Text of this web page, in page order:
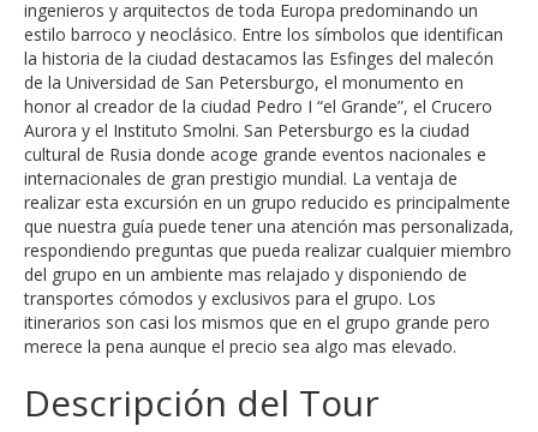
ingenieros y arquitectos de toda Europa predominando un
estilo barroco y neoclásico. Entre los símbolos que identifican
la historia de la ciudad destacamos las Esfinges del malecón
de la Universidad de San Petersburgo, el monumento en
honor al creador de la ciudad Pedro I “el Grande”, el Crucero
Aurora y el Instituto Smolni. San Petersburgo es la ciudad
cultural de Rusia donde acoge grande eventos nacionales e
internacionales de gran prestigio mundial. La ventaja de
realizar esta excursión en un grupo reducido es principalmente
que nuestra guía puede tener una atención mas personalizada,
respondiendo preguntas que pueda realizar cualquier miembro
del grupo en un ambiente mas relajado y disponiendo de
transportes cómodos y exclusivos para el grupo. Los
itinerarios son casi los mismos que en el grupo grande pero
merece la pena aunque el precio sea algo mas elevado.
Descripción del Tour